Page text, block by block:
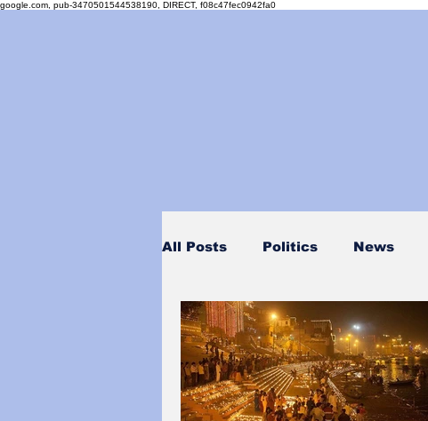
google.com, pub-3470501544538190, DIRECT, f08c47fec0942fa0
All Posts Politics News
Personality